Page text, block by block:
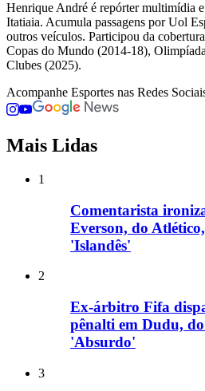
Henrique André é repórter multimídia
Itatiaia. Acumula passagens por Uol
outros veículos. Participou da
Copas do Mundo (2014-18),
Clubes (2025).
Acompanhe Esportes nas Redes
Mais Lidas
1
Comentarista
Everson, do
'Islandês'
2
Ex-árbitro Fifa
pênalti em Dudu,
'Absurdo'
3